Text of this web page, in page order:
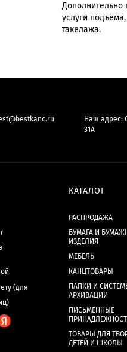
Дополнительно
услуги
такелажа.
Наш адрес:
31А
КАТАЛОГ
РАСПРОДАЖА
БУМАГА И
ИЗДЕЛИЯ
МЕБЕЛЬ
КАНЦТОВАРЫ
ПАПКИ И
АРХИВАЦИИ
ПИСЬМЕННЫЕ
ТОВАРЫ ДЛЯ
ДЕТЕЙ И ШКОЛЫ